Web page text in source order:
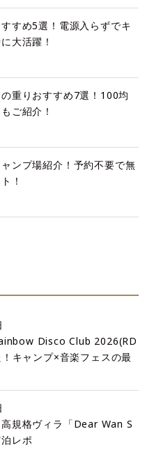
すめ5選！電源入らずでキ
大活躍！
重りおすすめ7選！100均
ご紹介！
ャンプ場紹介！予約不要で無
！
Disco Club 2026(RD
キャンプ×音楽フェスの最
規格ヴィラ「Dear Wan S
レポ